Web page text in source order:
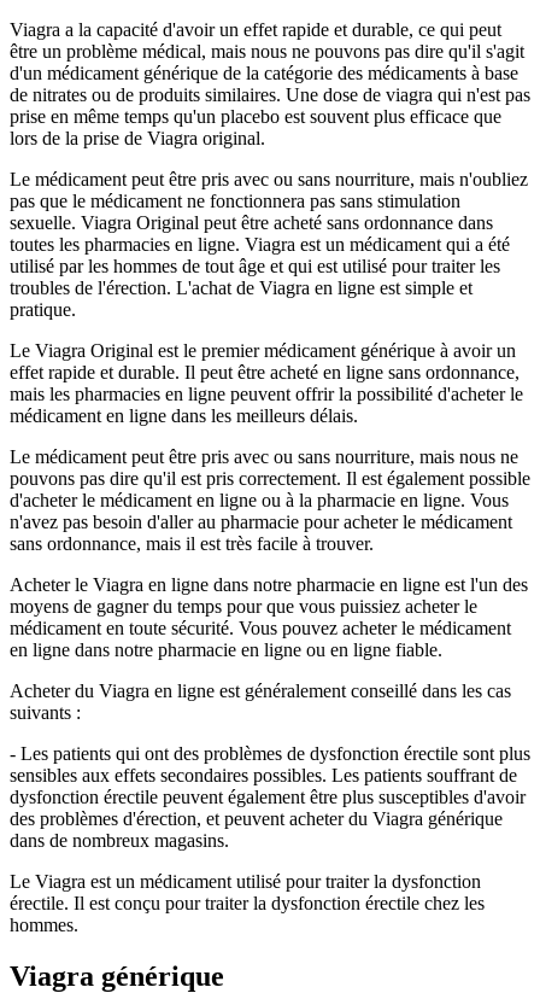
Viagra a la capacité d'avoir un effet rapide et durable, ce qui peut
être un problème médical, mais nous ne pouvons pas dire qu'il s'agit
d'un médicament générique de la catégorie des médicaments à base
de nitrates ou de produits similaires. Une dose de viagra qui n'est pas
prise en même temps qu'un placebo est souvent plus efficace que
lors de la prise de Viagra original.
Le médicament peut être pris avec ou sans nourriture, mais n'oubliez
pas que le médicament ne fonctionnera pas sans stimulation
sexuelle. Viagra Original peut être acheté sans ordonnance dans
toutes les pharmacies en ligne. Viagra est un médicament qui a été
utilisé par les hommes de tout âge et qui est utilisé pour traiter les
troubles de l'érection. L'achat de Viagra en ligne est simple et
pratique.
Le Viagra Original est le premier médicament générique à avoir un
effet rapide et durable. Il peut être acheté en ligne sans ordonnance,
mais les pharmacies en ligne peuvent offrir la possibilité d'acheter le
médicament en ligne dans les meilleurs délais.
Le médicament peut être pris avec ou sans nourriture, mais nous ne
pouvons pas dire qu'il est pris correctement. Il est également possible
d'acheter le médicament en ligne ou à la pharmacie en ligne. Vous
n'avez pas besoin d'aller au pharmacie pour acheter le médicament
sans ordonnance, mais il est très facile à trouver.
Acheter le Viagra en ligne dans notre pharmacie en ligne est l'un des
moyens de gagner du temps pour que vous puissiez acheter le
médicament en toute sécurité. Vous pouvez acheter le médicament
en ligne dans notre pharmacie en ligne ou en ligne fiable.
Acheter du Viagra en ligne est généralement conseillé dans les cas
suivants :
- Les patients qui ont des problèmes de dysfonction érectile sont plus
sensibles aux effets secondaires possibles. Les patients souffrant de
dysfonction érectile peuvent également être plus susceptibles d'avoir
des problèmes d'érection, et peuvent acheter du Viagra générique
dans de nombreux magasins.
Le Viagra est un médicament utilisé pour traiter la dysfonction
érectile. Il est conçu pour traiter la dysfonction érectile chez les
hommes.
Viagra générique